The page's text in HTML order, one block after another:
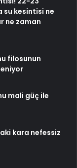
su kesintisi ne
ne zaman
filosunun
mali güç ile
kara nefessiz